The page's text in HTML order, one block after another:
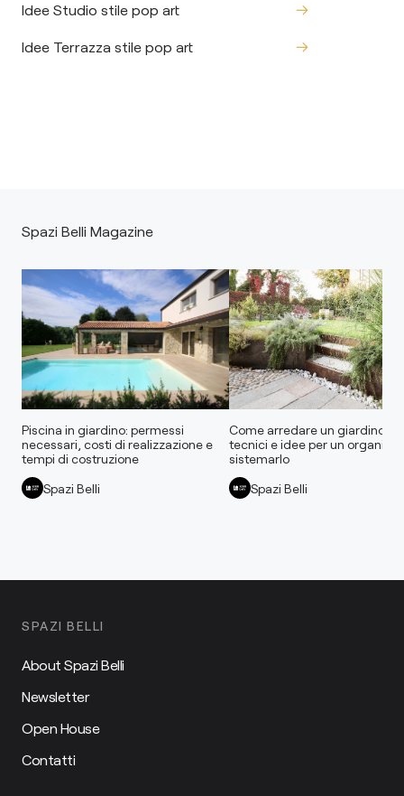
Idee Studio stile pop art
Idee Terrazza stile pop art
Spazi Belli Magazine
Piscina in giardino: permessi
necessari, costi di realizzazione e
tempi di costruzione
Spazi Belli
Come arredare un giardino:
tecnici e idee per un
sistemarlo
Spazi Belli
SPAZI BELLI
About Spazi Belli
Newsletter
Open House
Contatti